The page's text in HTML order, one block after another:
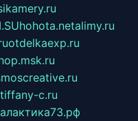
hohota.netalimy.ru
otdelkaexp.ru
tiffany-c.ru